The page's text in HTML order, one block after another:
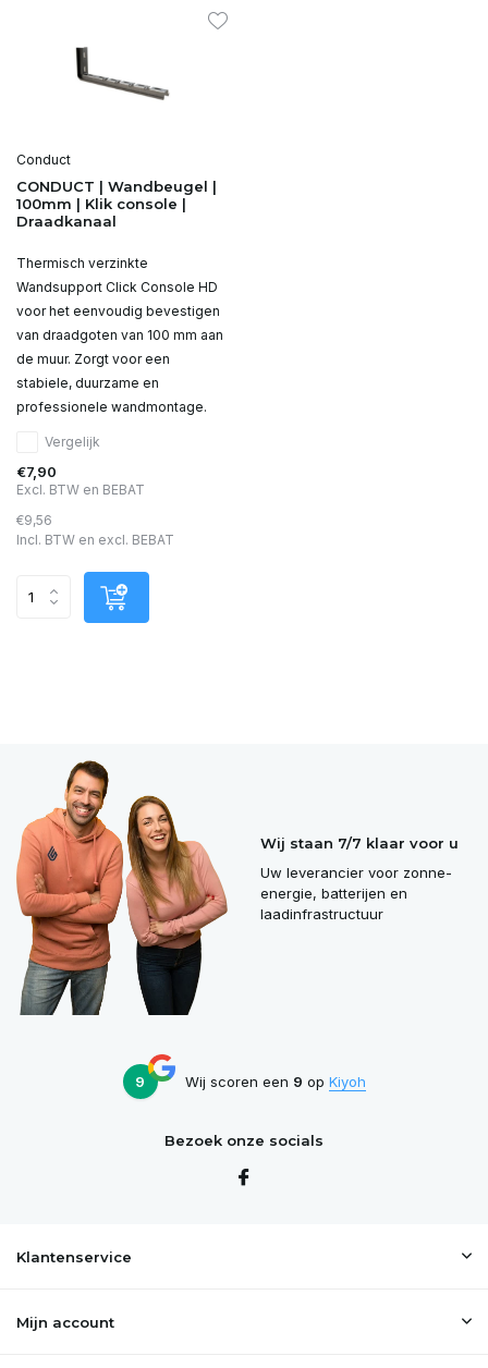
Conduct
CONDUCT | Wandbeugel |
100mm | Klik console |
Draadkanaal
Thermisch verzinkte
Wandsupport Click Console HD
voor het eenvoudig bevestigen
van draadgoten van 100 mm aan
de muur. Zorgt voor een
stabiele, duurzame en
professionele wandmontage.
Vergelijk
€7,90
Excl. BTW en BEBAT
€9,56
Incl. BTW en excl. BEBAT
Wij staan 7/7 klaar voor u
Uw leverancier voor zonne-
energie, batterijen en
laadinfrastructuur
9 Wij scoren een 9 op Kiyoh
Bezoek onze socials
Klantenservice
Mijn account